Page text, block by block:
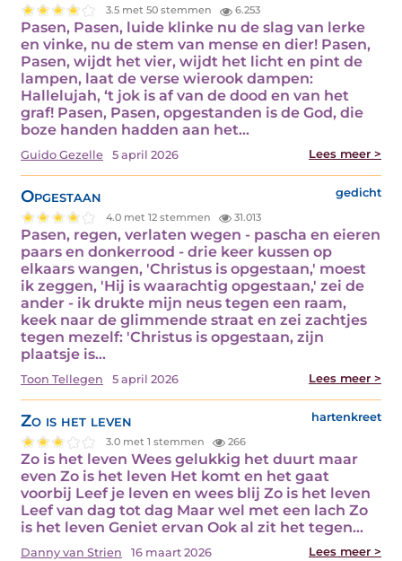
3.5 met 50 stemmen 6.253
Pasen, Pasen, luide klinke nu de slag van lerke
en vinke, nu de stem van mense en dier! Pasen,
Pasen, wijdt het vier, wijdt het licht en pint de
lampen, laat de verse wierook dampen:
Hallelujah, ‘t jok is af van de dood en van het
graf! Pasen, Pasen, opgestanden is de God, die
boze handen hadden aan het…
Guido Gezelle 5 april 2026 Lees meer >
Opgestaan gedicht
4.0 met 12 stemmen 31.013
Pasen, regen, verlaten wegen - pascha en eieren
paars en donkerrood - drie keer kussen op
elkaars wangen, 'Christus is opgestaan,' moest
ik zeggen, 'Hij is waarachtig opgestaan,' zei de
ander - ik drukte mijn neus tegen een raam,
keek naar de glimmende straat en zei zachtjes
tegen mezelf: 'Christus is opgestaan, zijn
plaatsje is…
Toon Tellegen 5 april 2026 Lees meer >
Zo is het leven hartenkreet
3.0 met 1 stemmen 266
Zo is het leven Wees gelukkig het duurt maar
even Zo is het leven Het komt en het gaat
voorbij Leef je leven en wees blij Zo is het leven
Leef van dag tot dag Maar wel met een lach Zo
is het leven Geniet ervan Ook al zit het tegen…
Danny van Strien 16 maart 2026 Lees meer >